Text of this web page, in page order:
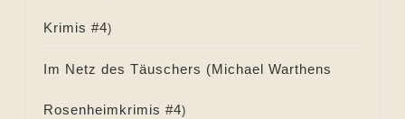
Krimis #4)
Im Netz des Täuschers (Michael Warthens
Rosenheimkrimis #4)